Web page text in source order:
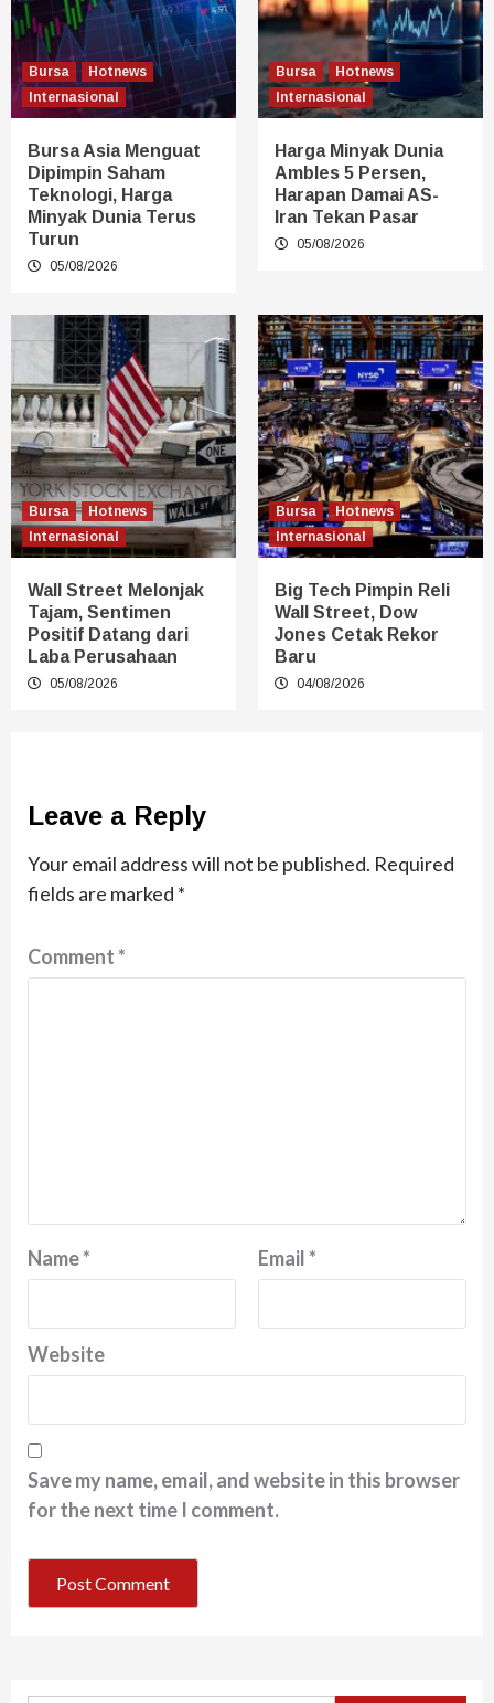
Bursa
Hotnews
Internasional
Bursa Asia Menguat
Dipimpin Saham
Teknologi, Harga
Minyak Dunia Terus
Turun
05/08/2026
Bursa
Hotnews
Internasional
Harga Minyak Dunia
Ambles 5 Persen,
Harapan Damai AS-
Iran Tekan Pasar
05/08/2026
Bursa
Hotnews
Internasional
Wall Street Melonjak
Tajam, Sentimen
Positif Datang dari
Laba Perusahaan
05/08/2026
Bursa
Hotnews
Internasional
Big Tech Pimpin Reli
Wall Street, Dow
Jones Cetak Rekor
Baru
04/08/2026
Leave a Reply
Your email address will not be published. Required
fields are marked *
Comment*
Name* Email*
Website
Save my name, email, and website in this browser
for the next time I comment.